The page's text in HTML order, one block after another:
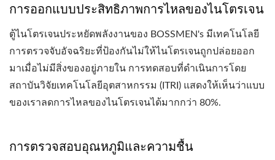
การออกแบบประสิทธิภาพการไหลของไนโตรเจน
ตู้ไนโตรเจนประหยัดพลังงานของ BOSSMEN's มีเทคโนโลยี
การตรวจจับอัจฉริยะที่ป้องกันไม่ให้ไนโตรเจนถูกปล่อยออก
มาเมื่อไม่มีสิ่งของอยู่ภายใน การทดสอบที่ดำเนินการโดย
สถาบันวิจัยเทคโนโลยีอุตสาหกรรม (ITRI) แสดงให้เห็นว่าแบบ
ของเราลดการไหลของไนโตรเจนได้มากกว่า 80%.
การตรวจสอบอุณหภูมิและความชื้น